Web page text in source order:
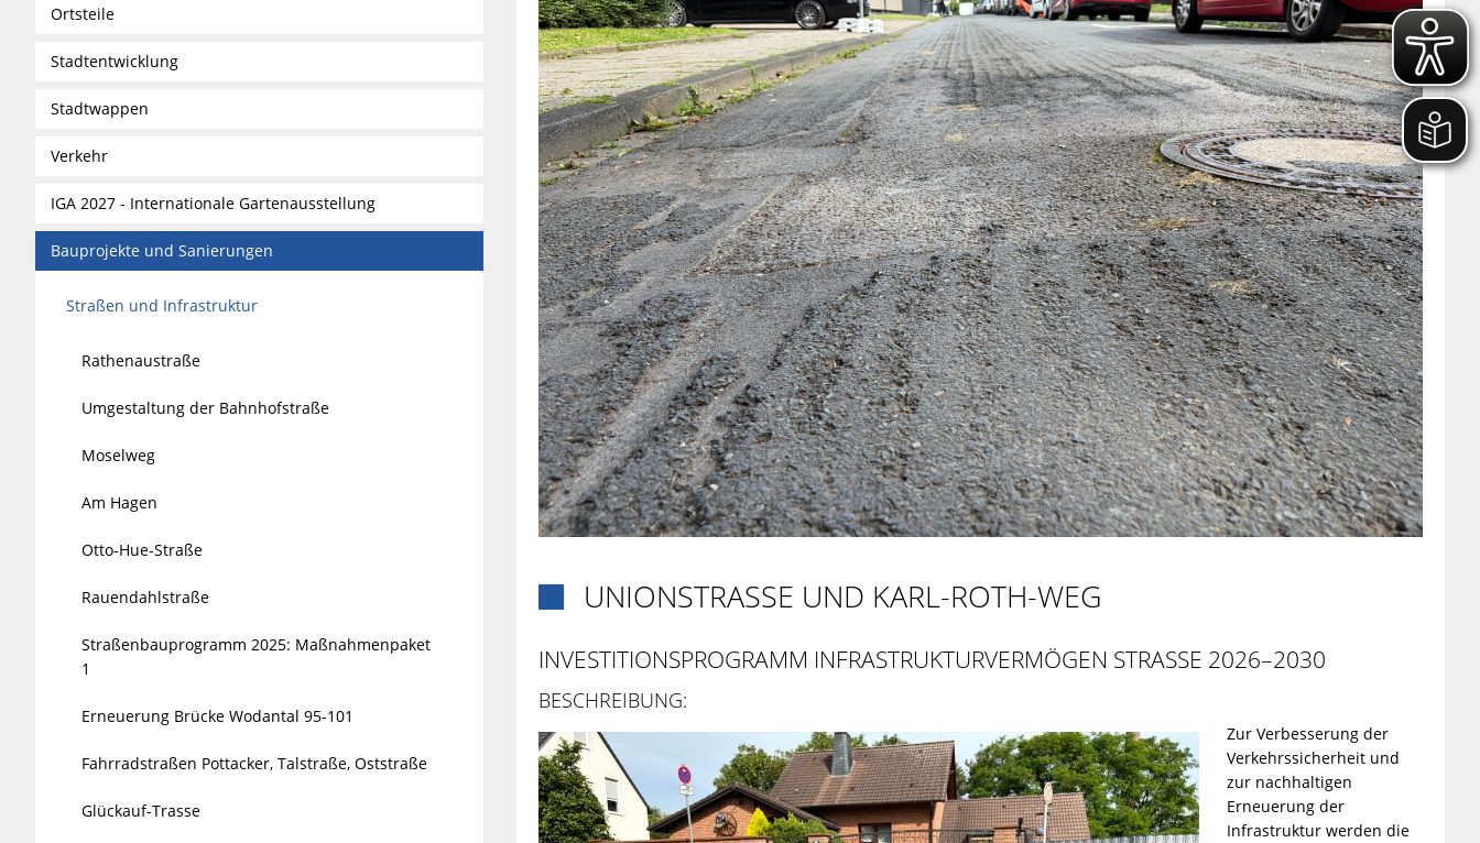
UNIONSTRASSE UND KARL-ROTH-WEG
INVESTITIONSPROGRAMM INFRASTRUKTURVERMÖGEN STRASSE 2026–2030
BESCHREIBUNG:
Zur Verbesserung der
Verkehrssicherheit und
zur nachhaltigen
Erneuerung der
Infrastruktur werden die
Ortsteile
Stadtentwicklung
Stadtwappen
Verkehr
IGA 2027 - Internationale Gartenausstellung
Bauprojekte und Sanierungen
Straßen und Infrastruktur
Rathenaustraße
Umgestaltung der Bahnhofstraße
Moselweg
Am Hagen
Otto-Hue-Straße
Rauendahlstraße
Straßenbauprogramm 2025: Maßnahmenpaket
1
Erneuerung Brücke Wodantal 95-101
Fahrradstraßen Pottacker, Talstraße, Oststraße
Glückauf-Trasse